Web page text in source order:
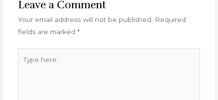
Leave a Comment
Your email address will not be published.
Required
fields are marked *
here..